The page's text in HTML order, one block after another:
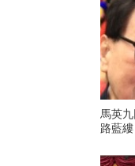
馬英
路藍縷